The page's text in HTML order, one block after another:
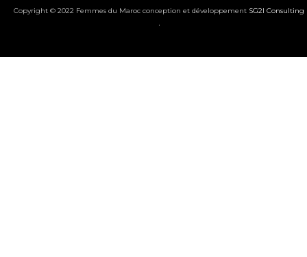
Copyright © 2022 Femmes du Maroc conception et développement SG2I Consulting